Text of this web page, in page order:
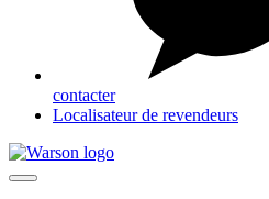
contacter
Localisateur de revendeurs